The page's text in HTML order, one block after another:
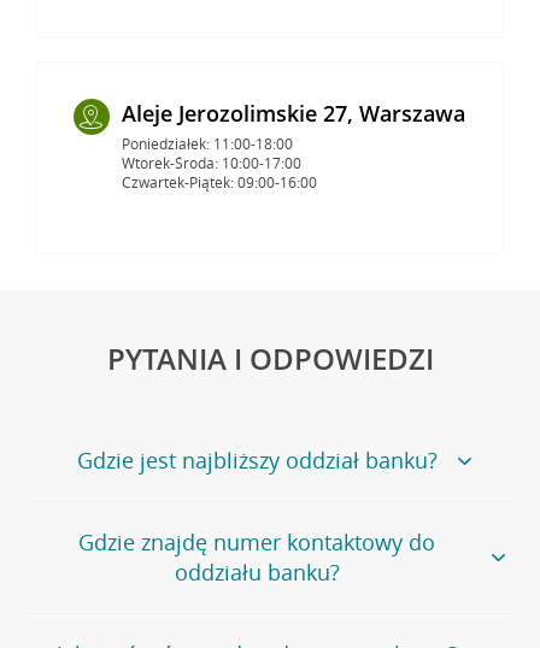
Aleje Jerozolimskie 27, Warszawa
Poniedziałek: 11:00-18:00
Wtorek-Środa: 10:00-17:00
Czwartek-Piątek: 09:00-16:00
PYTANIA I ODPOWIEDZI
Gdzie jest najbliższy oddział banku?
Jeśli szukasz oddziału naszego banku, zapraszamy na
stronęPlacówki i bankomaty, na której znajduje się
wygodna wyszukiwarka.
oddziałów
Gdzie znajdę numer kontaktowy do
oddziału banku?
Bank Credit Agricole nie udostępnia ogólnego numeru